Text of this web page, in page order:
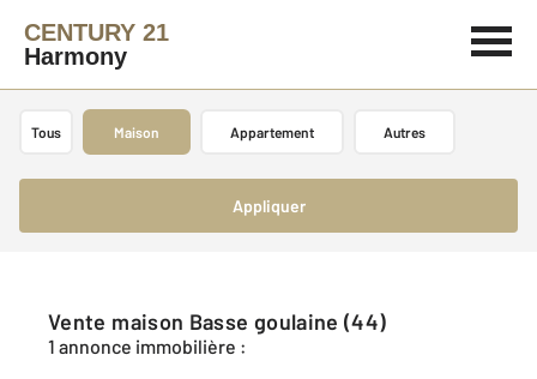
CENTURY 21
Harmony
Tous Maison Appartement Autres
Appliquer
Vente maison Basse goulaine (44)
1 annonce immobilière :